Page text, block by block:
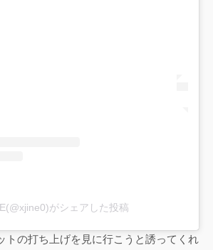
がシェアした投稿
トの打ち上げを見に行こうと誘ってくれ